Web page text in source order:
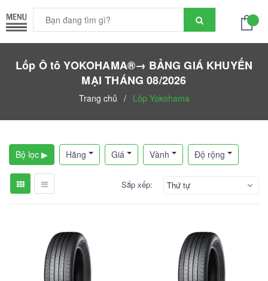
Lốp Ô tô YOKOHAMA®→ BẢNG GIÁ KHUYẾN
MẠI THÁNG 08/2026
Trang chủ / Lốp Yokohama
Bộ lọc ▶ Hãng Giá Vành Độ rộng
Sắp xếp: Thứ tự